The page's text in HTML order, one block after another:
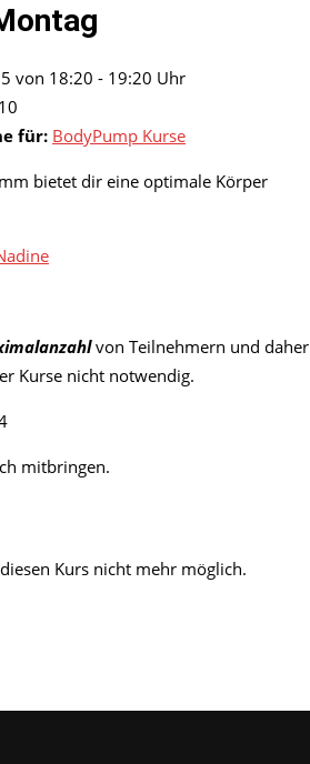
von 18:20 - 19:20 Uhr
für: BodyPump Kurse
bietet dir eine optimale Körper
von Teilnehmern und daher
Kurse nicht notwendig.
mitbringen.
Kurs nicht mehr möglich.